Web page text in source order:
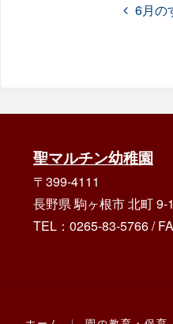
6月の
聖マルチン幼稚園
〒399-4111
長野県 駒ヶ根市 北町 9-
TEL：0265-83-5766/